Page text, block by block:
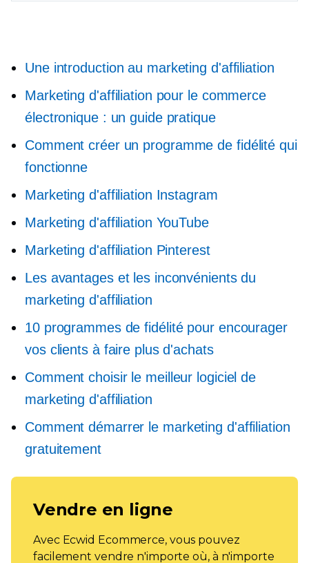
Une introduction au marketing d'affiliation
Marketing d'affiliation pour le commerce
électronique : un guide pratique
Comment créer un programme de fidélité qui
fonctionne
Marketing d'affiliation Instagram
Marketing d'affiliation YouTube
Marketing d'affiliation Pinterest
Les avantages et les inconvénients du
marketing d'affiliation
10 programmes de fidélité pour encourager
vos clients à faire plus d'achats
Comment choisir le meilleur logiciel de
marketing d'affiliation
Comment démarrer le marketing d'affiliation
gratuitement
Vendre en ligne
Avec Ecwid Ecommerce, vous pouvez
facilement vendre n'importe où, à n'importe